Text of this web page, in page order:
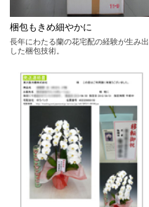
梱包もきめ細やかに
長年にわたる蘭の花宅配の経験が生み出
した梱包技術。